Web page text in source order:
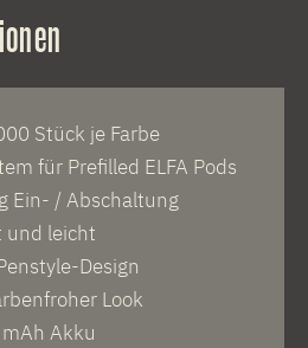
Stück je Farbe
für Prefilled ELFA Pods
Ein- / Abschaltung
und leicht
Design
Look
Akku